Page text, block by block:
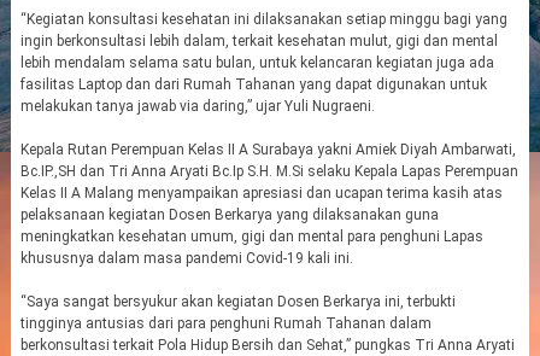
“Kegiatan konsultasi kesehatan ini dilaksanakan setiap minggu bagi yang
ingin berkonsultasi lebih dalam, terkait kesehatan mulut, gigi dan mental
lebih mendalam selama satu bulan, untuk kelancaran kegiatan juga ada
fasilitas Laptop dan dari Rumah Tahanan yang dapat digunakan untuk
melakukan tanya jawab via daring,” ujar Yuli Nugraeni.
Kepala Rutan Perempuan Kelas II A Surabaya yakni Amiek Diyah Ambarwati,
Bc.IP.,SH dan Tri Anna Aryati Bc.Ip S.H. M.Si selaku Kepala Lapas Perempuan
Kelas II A Malang menyampaikan apresiasi dan ucapan terima kasih atas
pelaksanaan kegiatan Dosen Berkarya yang dilaksanakan guna
meningkatkan kesehatan umum, gigi dan mental para penghuni Lapas
khususnya dalam masa pandemi Covid-19 kali ini.
“Saya sangat bersyukur akan kegiatan Dosen Berkarya ini, terbukti
tingginya antusias dari para penghuni Rumah Tahanan dalam
berkonsultasi terkait Pola Hidup Bersih dan Sehat,” pungkas Tri Anna Aryati